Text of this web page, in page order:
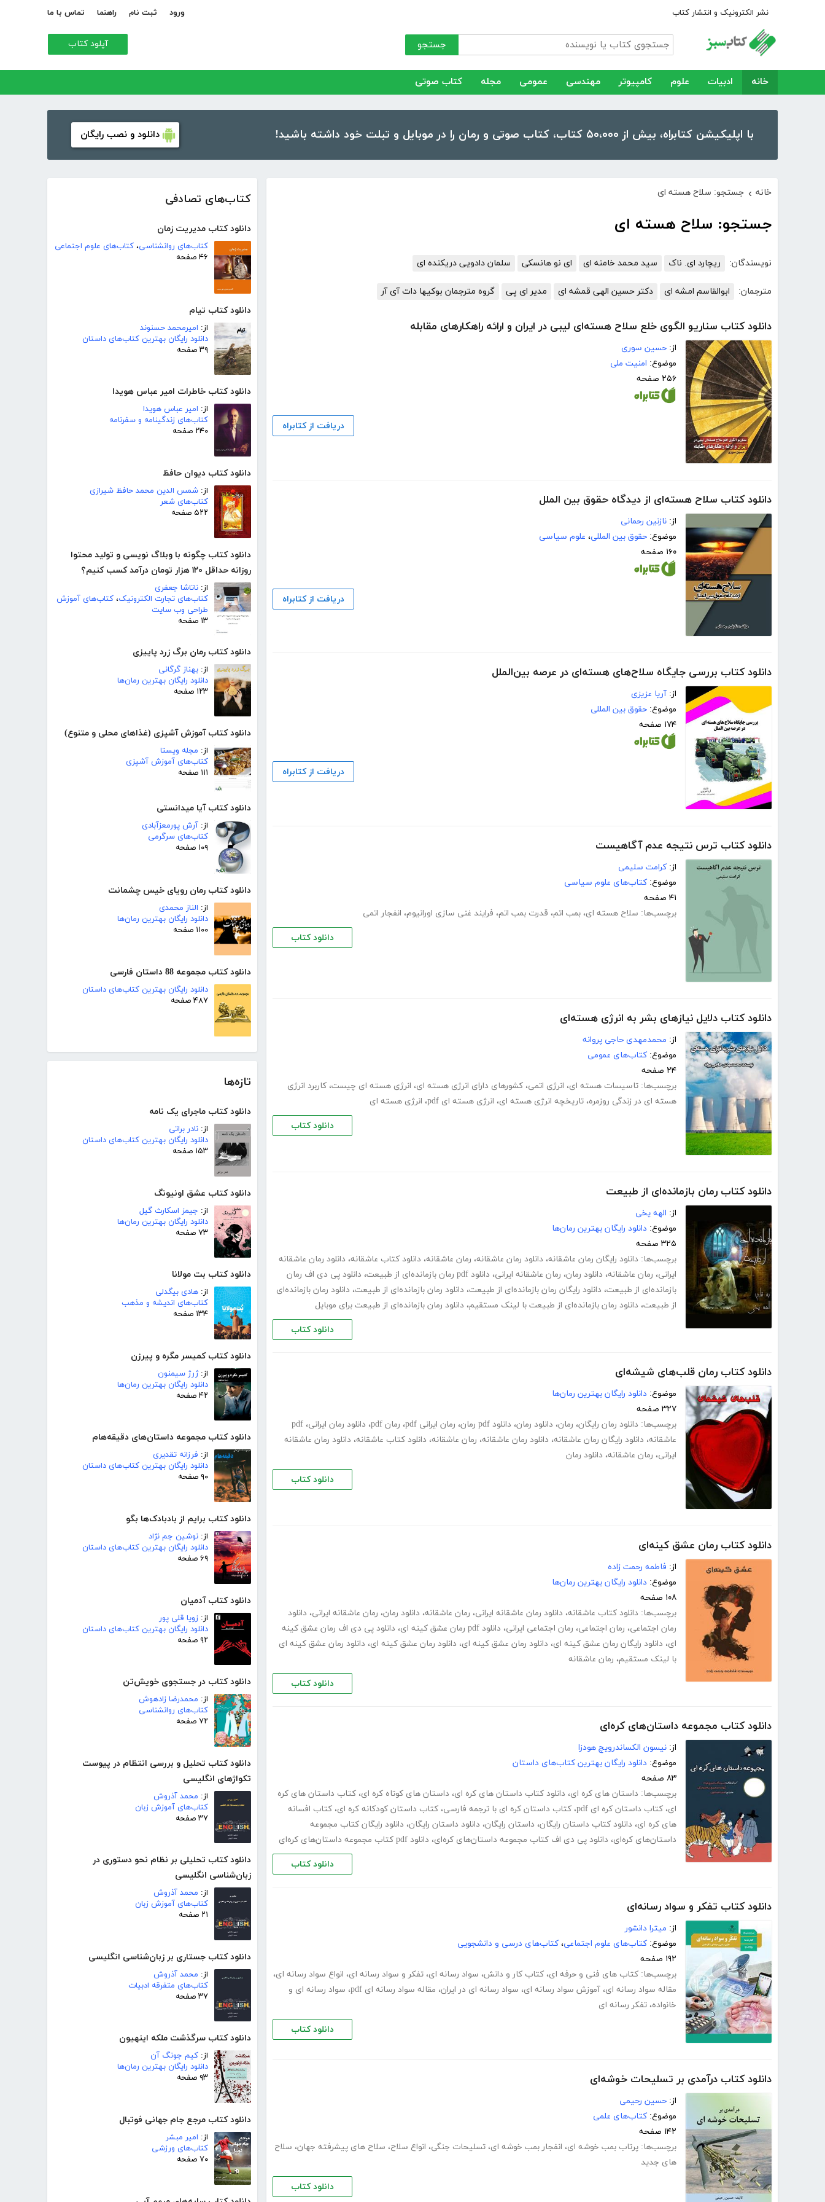
نشر الکترونیک و انتشار کتاب ورود ثبت نام راهنما تماس با ما
جستجو آپلود کتاب
خانه ادبیات علوم کامپیوتر مهندسی عمومی مجله کتاب صوتی
با اپلیکیشن کتابراه، بیش از ۵۰،۰۰۰ کتاب، کتاب صوتی و رمان را در موبایل و تبلت خود داشته باشید! دانلود و نصب رایگان
کتاب‌های تصادفی
دانلود کتاب مدیریت زمان
کتاب‌های روانشناسی، کتاب‌های علوم اجتماعی
۴۶ صفحه
دانلود کتاب تیام
از: امیرمحمد حسنوند
دانلود رایگان بهترین کتاب‌های داستان
۳۹ صفحه
دانلود کتاب خاطرات امیر عباس هویدا
از: امیر عباس هویدا
کتاب‌های زندگینامه و سفرنامه
۲۴۰ صفحه
دانلود کتاب دیوان حافظ
از: شمس الدین محمد حافظ شیرازی
کتاب‌های شعر
۵۲۲ صفحه
دانلود کتاب چگونه با وبلاگ نویسی و تولید محتوا
روزانه حداقل ۱۲۰ هزار تومان درآمد کسب کنیم؟
از: ناتاشا جعفری
کتاب‌های تجارت الکترونیک، کتاب‌های آموزش
طراحی وب سایت
۱۳ صفحه
دانلود کتاب رمان برگ زرد پاییزی
از: بهناز گرگانی
دانلود رایگان بهترین رمان‌ها
۱۲۳ صفحه
دانلود کتاب آموزش آشپزی (غذاهای محلی و متنوع)
از: مجله ویستا
کتاب‌های آموزش آشپزی
۱۱۱ صفحه
دانلود کتاب آیا میدانستی
از: آرش پورمعزآبادی
کتاب‌های سرگرمی
۱۰۹ صفحه
دانلود کتاب رمان رویای خیس چشمانت
از: الناز محمدی
دانلود رایگان بهترین رمان‌ها
۱۱۰۰ صفحه
دانلود کتاب مجموعه 88 داستان فارسی
دانلود رایگان بهترین کتاب‌های داستان
۴۸۷ صفحه
تازه‌ها
دانلود کتاب ماجرای یک نامه
از: نادر براتی
دانلود رایگان بهترین کتاب‌های داستان
۱۵۳ صفحه
دانلود کتاب عشق اونیونگ
از: جیمز اسکارث گیل
دانلود رایگان بهترین رمان‌ها
۷۳ صفحه
دانلود کتاب بت مولانا
از: هادی بیگدلی
کتاب‌های اندیشه و مذهب
۱۳۴ صفحه
دانلود کتاب کمیسر مگره و پیرزن
از:ژرژ سیمنون
دانلود رایگان بهترین رمان‌ها
۴۲ صفحه
دانلود کتاب مجموعه داستان‌های دقیقه‌هام
از: فرزانه تقدیری
دانلود رایگان بهترین کتاب‌های داستان
۹۰ صفحه
دانلود کتاب برایم از بادبادک‌ها بگو
از: نوشین جم نژاد
دانلود رایگان بهترین کتاب‌های داستان
۶۹ صفحه
دانلود کتاب آدمیان
از: زویا قلی پور
دانلود رایگان بهترین کتاب‌های داستان
۹۲ صفحه
دانلود کتاب در جستجوی خویش‌تن
از: محمدرضا زادهوش
کتاب‌های روانشناسی
۷۲ صفحه
دانلود کتاب تحلیل و بررسی انتظام در پیوست
تکواژهای انگلیسی
از: محمد آذروش
کتاب‌های آموزش زبان
۳۷ صفحه
دانلود کتاب تحلیلی بر نظام نحو دستوری در
زبان‌شناسی انگلیسی
از: محمد آذروش
کتاب‌های آموزش زبان
۲۱ صفحه
دانلود کتاب جستاری بر زبان‌شناسی انگلیسی
از: محمد آذروش
کتاب‌های متفرقه ادبیات
۳۷ صفحه
دانلود کتاب سرگذشت ملکه اینهیون
از: کیم جونگ آن
دانلود رایگان بهترین رمان‌ها
۹۳ صفحه
دانلود کتاب مرجع جام جهانی فوتبال
از: امیر مبشر
کتاب‌های ورزشی
۷۰ صفحه
خانه › جستجو: سلاح هسته ای
جستجو: سلاح هسته ای
نویسندگان: ریچارد ای. ناک سید محمد خامنه ای ای نو هانسکی سلمان دادویی دریکنده ای
مترجمان: ابوالقاسم امشه ای دکتر حسین الهی قمشه ای مدیر ای پی گروه مترجمان بوکیها دات آی آر
دانلود کتاب سناریو الگوی خلع سلاح هسته‌ای لیبی در ایران و ارائه راهکارهای مقابله
از: حسین سوری
موضوع: امنیت ملی
۲۵۶ صفحه
دریافت از کتابراه
دانلود کتاب سلاح هسته‌ای از دیدگاه حقوق بین الملل
از: نازنین رحمانی
موضوع: حقوق بین المللی، علوم سیاسی
۱۶۰ صفحه
دریافت از کتابراه
دانلود کتاب بررسی جایگاه سلاح‌های هسته‌ای در عرصه بین‌الملل
از: آریا عزیزی
موضوع: حقوق بین المللی
۱۷۴ صفحه
دریافت از کتابراه
دانلود کتاب ترس نتیجه عدم آگاهیست
از: کرامت سلیمی
موضوع: کتاب‌های علوم سیاسی
۴۱ صفحه
برچسب‌ها: سلاح هسته ای، بمب اتم، قدرت بمب اتم، فرایند غنی سازی اورانیوم، انفجار اتمی
دانلود کتاب
دانلود کتاب دلایل نیازهای بشر به انرژی هسته‌ای
از: محمدمهدی حاجی پروانه
موضوع: کتاب‌های عمومی
۲۴ صفحه
برچسب‌ها: تاسیسات هسته ای، انرژی اتمی، کشورهای دارای انرژی هسته ای، انرژی هسته ای چیست، کاربرد انرژی
هسته ای در زندگی روزمره، تاریخچه انرژی هسته ای، انرژی هسته ای pdf ، انرژی هسته ای
دانلود کتاب
دانلود کتاب رمان بازمانده‌ای از طبیعت
از: الهه یخی
موضوع: دانلود رایگان بهترین رمان‌ها
۳۲۵ صفحه
برچسب‌ها: دانلود رایگان رمان عاشقانه، دانلود رمان عاشقانه، رمان عاشقانه، دانلود کتاب عاشقانه، دانلود رمان عاشقانه
ایرانی، رمان عاشقانه، دانلود رمان، رمان عاشقانه ایرانی، دانلود pdf رمان بازمانده‌ای از طبیعت ، دانلود پی دی اف رمان
بازمانده‌ای از طبیعت، دانلود رایگان رمان بازمانده‌ای از طبیعت، دانلود رمان بازمانده‌ای از طبیعت، دانلود رمان بازمانده‌ای
از طبیعت، دانلود رمان بازمانده‌ای از طبیعت با لینک مستقیم، دانلود رمان بازمانده‌ای از طبیعت برای موبایل
دانلود کتاب
دانلود کتاب رمان قلب‌های شیشه‌ای
موضوع: دانلود رایگان بهترین رمان‌ها
۳۲۷ صفحه
برچسب‌ها: دانلود رمان رایگان، رمان، دانلود رمان، دانلود pdf رمان ، رمان ایرانی pdf ، رمان pdf ، دانلود رمان ایرانی، pdf
عاشقانه، دانلود رایگان رمان عاشقانه، دانلود رمان عاشقانه، رمان عاشقانه، دانلود کتاب عاشقانه، دانلود رمان عاشقانه
ایرانی، رمان عاشقانه، دانلود رمان
دانلود کتاب
دانلود کتاب رمان عشق کینه‌ای
از: فاطمه رحمت زاده
موضوع: دانلود رایگان بهترین رمان‌ها
۱۰۸ صفحه
برچسب‌ها: دانلود کتاب عاشقانه، دانلود رمان عاشقانه ایرانی، رمان عاشقانه، دانلود رمان، رمان عاشقانه ایرانی، دانلود
رمان اجتماعی، رمان اجتماعی، رمان اجتماعی ایرانی، دانلود pdf رمان عشق کینه ای ، دانلود پی دی اف رمان عشق کینه
ای، دانلود رایگان رمان عشق کینه ای، دانلود رمان عشق کینه ای، دانلود رمان عشق کینه ای، دانلود رمان عشق کینه ای
با لینک مستقیم، رمان عاشقانه
دانلود کتاب
دانلود کتاب مجموعه داستان‌های کره‌ای
از: نیسون الکساندرویچ هودزا
موضوع: دانلود رایگان بهترین کتاب‌های داستان
۸۳ صفحه
برچسب‌ها: داستان های کره ای، دانلود کتاب داستان های کره ای، داستان های کوتاه کره ای، کتاب داستان های کره
ای، کتاب داستان کره ای pdf ، کتاب داستان کره ای با ترجمه فارسی، کتاب داستان کودکانه کره ای، کتاب افسانه
های کره ای، دانلود کتاب داستان رایگان، داستان رایگان، دانلود داستان رایگان، دانلود رایگان کتاب مجموعه
داستان‌های کره‌ای، دانلود پی دی اف کتاب مجموعه داستان‌های کره‌ای، دانلود pdf کتاب مجموعه داستان‌های کره‌ای
دانلود کتاب
دانلود کتاب تفکر و سواد رسانه‌ای
از: میترا دانشور
موضوع: کتاب‌های علوم اجتماعی، کتاب‌های درسی و دانشجویی
۱۹۲ صفحه
برچسب‌ها: کتاب های فنی و حرفه ای، کتاب کار و دانش، سواد رسانه ای، تفکر و سواد رسانه ای، انواع سواد رسانه ای،
مقاله سواد رسانه ای، آموزش سواد رسانه ای، سواد رسانه ای در ایران، مقاله سواد رسانه ای pdf ، سواد رسانه ای و
خانواده، تفکر رسانه ای
دانلود کتاب
دانلود کتاب درآمدی بر تسلیحات خوشه‌ای
از: حسین رحیمی
موضوع: کتاب‌های علمی
۱۴۲ صفحه
برچسب‌ها: پرتاب بمب خوشه ای، انفجار بمب خوشه ای، تسلیحات جنگی، انواع سلاح، سلاح های پیشرفته جهان، سلاح
های جدید
دانلود کتاب